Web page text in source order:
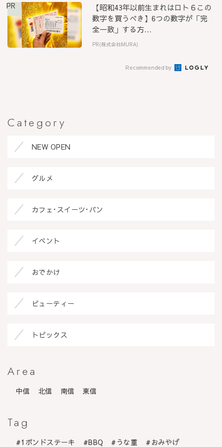
PR
【昭和43年以前生まれはロト６この
数字を買うべき】6つの数字が「完
全一致」する方...
PR(株式会社MURA)
Recommended by
Category
NEW OPEN
グルメ
カフェ･スイーツ･パン
イベント
おでかけ
ビューティー
トピックス
Area
中信 北信 南信 東信
Tag
1ポンドステーキ BBQ うな重 おみやげ